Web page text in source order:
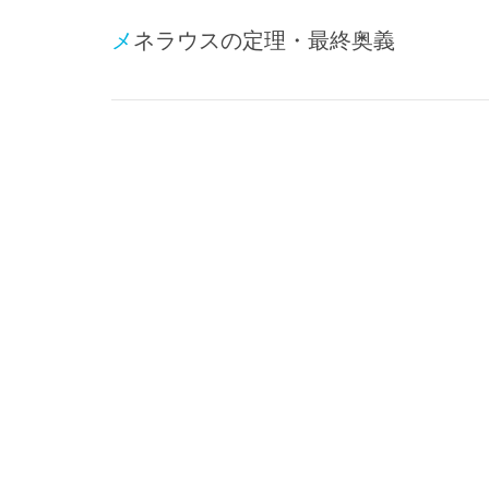
メネラウスの定理・最終奥義